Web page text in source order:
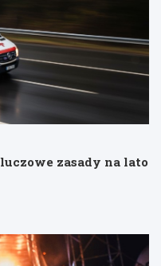
zasady na lato